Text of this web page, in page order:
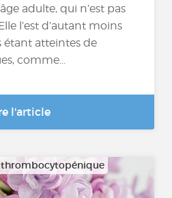
adulte, qui n’est pas
l’est d’autant moins
étant atteintes de
comme...
l'article